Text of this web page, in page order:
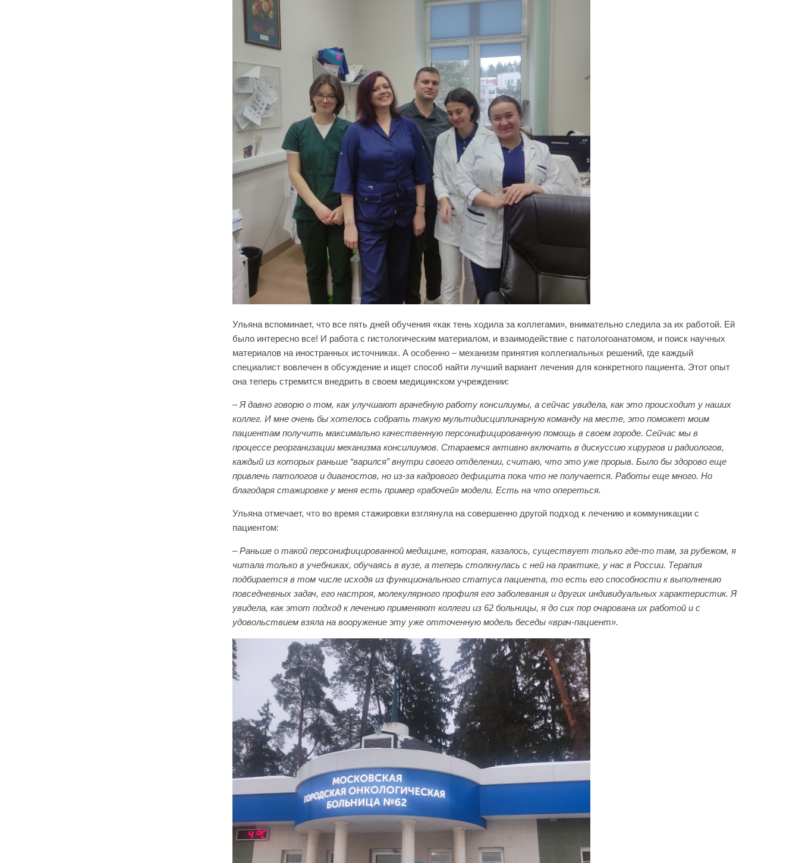
Ульяна вспоминает, что все пять дней обучения «как тень ходила за коллегами», внимательно следила за их работой. Ей
было интересно все! И работа с гистологическим материалом, и взаимодействие с патологоанатомом, и поиск научных
материалов на иностранных источниках. А особенно – механизм принятия коллегиальных решений, где каждый
специалист вовлечен в обсуждение и ищет способ найти лучший вариант лечения для конкретного пациента. Этот опыт
она теперь стремится внедрить в своем медицинском учреждении:
– Я давно говорю о том, как улучшают врачебную работу консилиумы, а сейчас увидела, как это происходит у наших
коллег. И мне очень бы хотелось собрать такую мультидисциплинарную команду на месте, это поможет моим
пациентам получить максимально качественную персонифицированную помощь в своем городе. Сейчас мы в
процессе реорганизации механизма консилиумов. Стараемся активно включать в дискуссию хирургов и радиологов,
каждый из которых раньше “варился” внутри своего отделении, считаю, что это уже прорыв. Было бы здорово еще
привлечь патологов и диагностов, но из-за кадрового дефицита пока что не получается. Работы еще много. Но
благодаря стажировке у меня есть пример «рабочей» модели. Есть на что опереться.
Ульяна отмечает, что во время стажировки взглянула на совершенно другой подход к лечению и коммуникации с
пациентом:
– Раньше о такой персонифицированной медицине, которая, казалось, существует только где-то там, за рубежом, я
читала только в учебниках, обучаясь в вузе, а теперь столкнулась с ней на практике, у нас в России. Терапия
подбирается в том числе исходя из функционального статуса пациента, то есть его способности к выполнению
повседневных задач, его настроя, молекулярного профиля его заболевания и других индивидуальных характеристик. Я
увидела, как этот подход к лечению применяют коллеги из 62 больницы, я до сих пор очарована их работой и с
удовольствием взяла на вооружение эту уже отточенную модель беседы «врач-пациент».